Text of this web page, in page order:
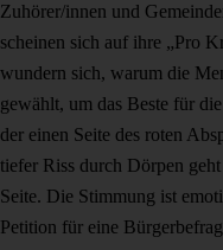
Zuhörer/innen und
scheinen sich auf ihre „Pro
wundern sich, warum die
gewählt, um das Beste für
der einen Seite des roten
tiefer Riss durch Dörpen
Seite. Die Stimmung ist
Petition für eine